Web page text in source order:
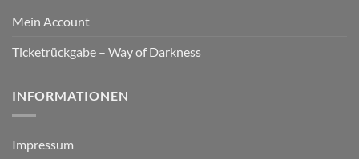
Mein Account
Ticketrückgabe – Way of Darkness
INFORMATIONEN
Impressum